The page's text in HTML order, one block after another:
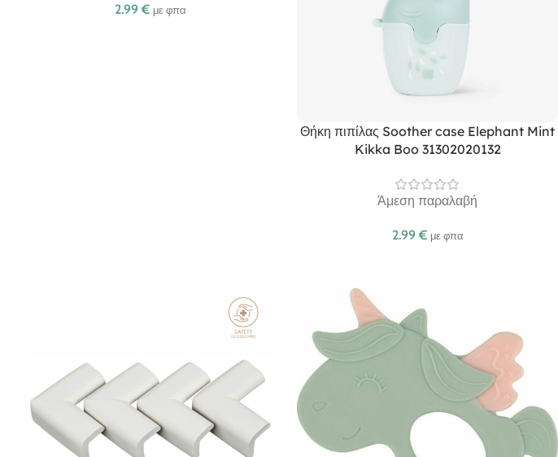
2.99 € με φπα
Θήκη πιπίλας Soother case Elephant Mint
Kikka Boo 31302020132
Άμεση παραλαβή
2.99 € με φπα